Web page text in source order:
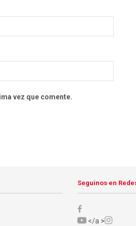
vez que comente.
Seguinos en
</a >